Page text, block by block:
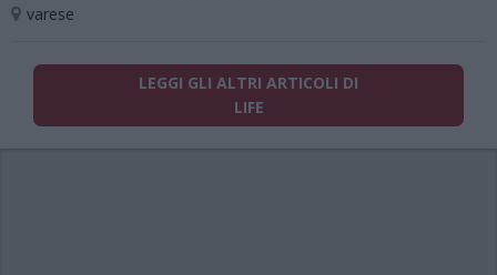
varese
LEGGI GLI ALTRI ARTICOLI DI
LIFE